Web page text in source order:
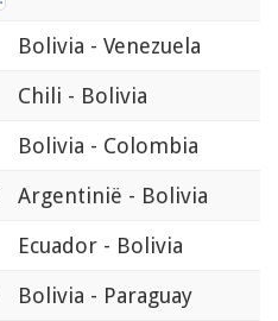
Bolivia - Venezuela
Chili - Bolivia
Bolivia - Colombia
Argentinië - Bolivia
Ecuador - Bolivia
Bolivia - Paraguay